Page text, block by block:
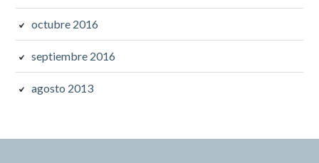
octubre 2016
septiembre 2016
agosto 2013